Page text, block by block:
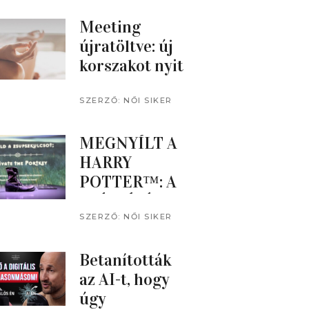
Meeting
újratöltve: új
korszakot nyit
rendezvényekb
SZERZŐ: NŐI SIKER
MEGNYÍLT A
HARRY
POTTER™: A
SZENTENDRÉ
SZERZŐ: NŐI SIKER
Betanították
az AI-t, hogy
úgy